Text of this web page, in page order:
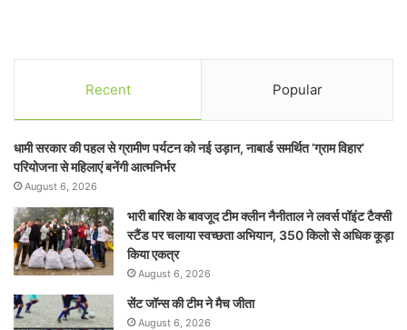
Recent Popular
धामी सरकार की पहल से ग्रामीण पर्यटन को नई उड़ान, नाबार्ड समर्थित ‘ग्राम विहार’
परियोजना से महिलाएं बनेंगी आत्मनिर्भर
August 6, 2026
भारी बारिश के बावजूद टीम क्लीन नैनीताल ने लवर्स पॉइंट टैक्सी
स्टैंड पर चलाया स्वच्छता अभियान, 350 किलो से अधिक कूड़ा
किया एकत्र
August 6, 2026
सेंट जॉन्स की टीम ने मैच जीता
August 6, 2026